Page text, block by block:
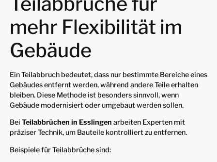
mehr Flexibilität im
Gebäude
Ein Teilabbruch bedeutet, dass nur bestimmte Bereiche eines
Gebäudes entfernt werden, während andere Teile erhalten
bleiben. Diese Methode ist besonders sinnvoll, wenn
Gebäude modernisiert oder umgebaut werden sollen.
Bei Teilabbrüchen in Esslingen arbeiten Experten mit
präziser Technik, um Bauteile kontrolliert zu entfernen.
Beispiele für Teilabbrüche sind: